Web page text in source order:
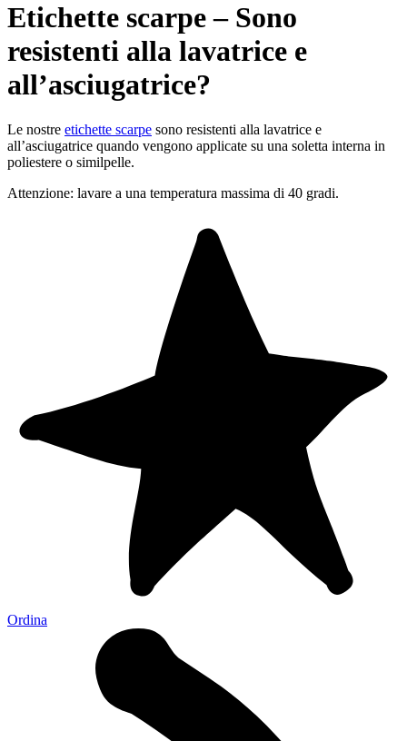
Etichette scarpe – Sono
resistenti alla lavatrice e
all’asciugatrice?
Le nostre etichette scarpe sono resistenti alla lavatrice e
all’asciugatrice quando vengono applicate su una soletta interna in
poliestere o similpelle.
Attenzione: lavare a una temperatura massima di 40 gradi.
Ordina